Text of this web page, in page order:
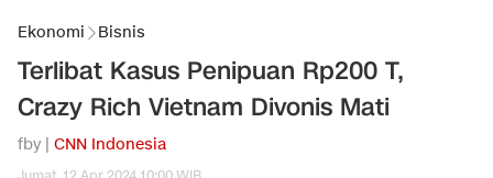
Ekonomi Bisnis
Terlibat Kasus Penipuan Rp200 T,
Crazy Rich Vietnam Divonis Mati
fby | CNN Indonesia